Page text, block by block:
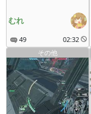
むれ
49 02:32
その他